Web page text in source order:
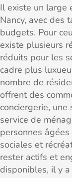
Il existe un large
Nancy, avec des
budgets. Pour
existe plusieurs
réduits pour les
cadre plus
nombre de
offrent des
conciergerie,
service de
personnes
sociales et
rester actifs et
disponibles, il y